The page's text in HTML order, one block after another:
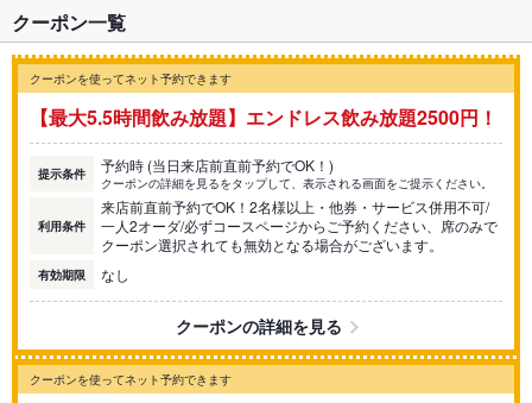
クーポン一覧
クーポンを使ってネット予約できます
【最大5.5時間飲み放題】エンドレス飲み放題2500円！
提示条件 予約時 (当日来店前直前予約でOK！)
クーポンの詳細を見るをタップして、表示される画面をご提示ください。
利用条件
来店前直前予約でOK！2名様以上・他券・サービス併用不可/
一人2オーダ/必ずコースページからご予約ください、席のみで
クーポン選択されても無効となる場合がございます。
有効期限 なし
クーポンの詳細を見る
クーポンを使ってネット予約できます